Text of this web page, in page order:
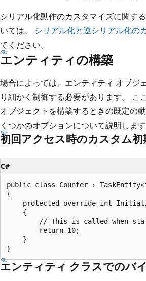
シリアル化動作のカスタマイズに関す
いては、 シリアル化と逆シリアル化の
てください。
エンティティの構築
場合によっては、エンティティ オブジ
り細かく制御する必要があります。 こ
オブジェクトを構築するときの既定の
くつかのオプションについて説明します
初回アクセス時のカスタム初
C#
public class Counter :
{
protected override int
    {
// This is called when
        return 10;
    }
エンティティ クラスでのバ